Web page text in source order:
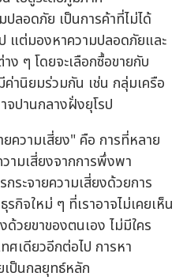
ลอดภัย เป็นการค้าที่ไม่ได้
แต่มองหาความปลอดภัยและ
าง ๆ โดยจะเลือกซื้อขายกับ
านิยมร่วมกัน เช่น กลุ่มเครือ
จปานกลางฝั่งยุโรป
ความเสี่ยง" คือ การที่หลาย
ามเสี่ยงจากการพึ่งพา
ระจายความเสี่ยงด้วยการ
กิจใหม่ ๆ ที่เราอาจไม่เคยเห็น
วยขาของตนเอง ไม่มีใคร
ศเดียวอีกต่อไป การหา
ป็นกลยุทธ์หลัก